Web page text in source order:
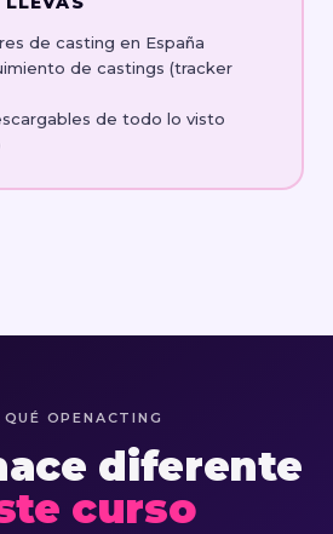
resolver todo lo que ha
de casting en España
de castings (tracker
de todo lo visto
QUÉ OPENACTING
diferente
curso